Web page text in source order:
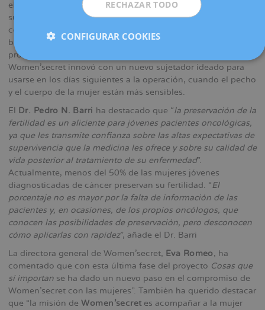
el año 2013 cuando Women’secret presentó el primer
sujetador postquirúrgico para prótesis diseñado y
comercializado en España. En 2015 lanzaron la línea de
baño, con bañador y bikini adaptados también al uso de
prótesis, y, dos años después, en octubre de 2017,
Women’secret innovó con un nuevo sujetador ideado para
usarse en los días siguientes a la operación, cuando el pecho
y el cuerpo de la mujer están más sensibles.
El Dr. Pedro N. Barri ha destacado que “la preservación de la
fertilidad es un aliciente para jóvenes pacientes oncológicas,
ya que les transmite confianza sobre las altas expectativas de
supervivencia que la medicina les ofrece y sobre su calidad de
vida posterior al tratamiento de su enfermedad”.
Actualmente, menos del 50% de las mujeres jóvenes
diagnosticadas de cáncer preservan su fertilidad. “El
porcentaje no es mayor por la falta de información de las
pacientes y, en ocasiones, de los propios oncólogos, que
conocen las posibilidades de preservación, pero desconocen
cómo aplicarlas con rapidez”, añade el Dr. Barri
La directora general de Women’secret, Eva Romeo, ha
comentado que con esta última fase del proyecto Cosas que
sí importan se ha dado un nuevo paso en el compromiso de
Women’secret con las mujeres”. También ha querido destacar
que “la misión de Women’secretes acompañar a la mujer
RECHAZAR TODO
CONFIGURAR COOKIES